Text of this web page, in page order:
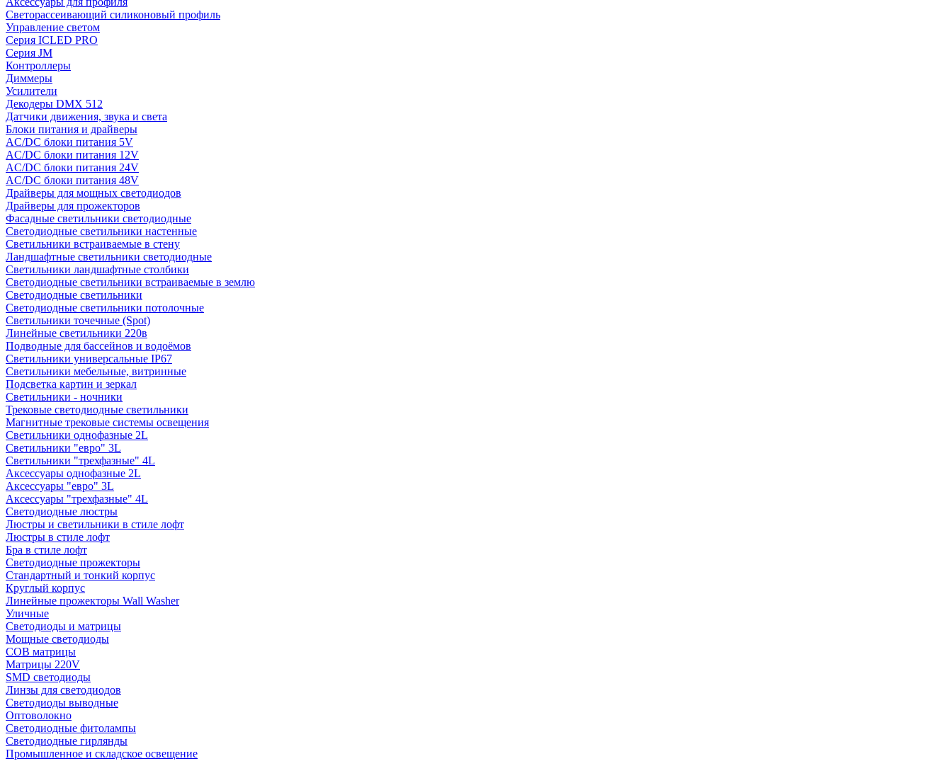
Светорассеивающий силиконовый профиль
Управление светом
Серия ICLED PRO
Серия JM
Контроллеры
Диммеры
Усилители
Декодеры DMX 512
Датчики движения, звука и света
Блоки питания и драйверы
AC/DC блоки питания 5V
AC/DC блоки питания 12V
AC/DC блоки питания 24V
AC/DC блоки питания 48V
Драйверы для мощных светодиодов
Драйверы для прожекторов
Фасадные светильники светодиодные
Светодиодные светильники настенные
Светильники встраиваемые в стену
Ландшафтные светильники светодиодные
Светильники ландшафтные столбики
Светодиодные светильники встраиваемые в землю
Светодиодные светильники
Светодиодные светильники потолочные
Светильники точечные (Spot)
Линейные светильники 220в
Подводные для бассейнов и водоёмов
Светильники универсальные IP67
Светильники мебельные, витринные
Подсветка картин и зеркал
Светильники - ночники
Трековые светодиодные светильники
Магнитные трековые системы освещения
Светильники однофазные 2L
Светильники "евро" 3L
Светильники "трехфазные" 4L
Аксессуары однофазные 2L
Аксессуары "евро" 3L
Аксессуары "трехфазные" 4L
Светодиодные люстры
Люстры и светильники в стиле лофт
Люстры в стиле лофт
Бра в стиле лофт
Светодиодные прожекторы
Стандартный и тонкий корпус
Круглый корпус
Линейные прожекторы Wall Washer
Уличные
Светодиоды и матрицы
Мощные светодиоды
COB матрицы
Матрицы 220V
SMD светодиоды
Линзы для светодиодов
Светодиоды выводные
Оптоволокно
Светодиодные фитолампы
Светодиодные гирлянды
Промышленное и складское освещение